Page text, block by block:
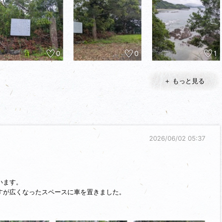
0 0 1
＋ もっと見る
2026/06/02 05:37
す。
広くなったスペースに車を置きました。